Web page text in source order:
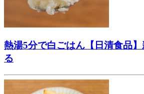
熱湯5分で白ごはん【日清食品
る